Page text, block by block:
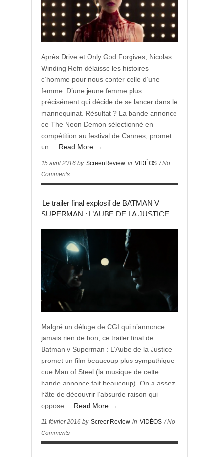
Après Drive et Only God Forgives, Nicolas
Winding Refn délaisse les histoires
d’homme pour nous conter celle d’une
femme. D’une jeune femme plus
précisément qui décide de se lancer dans le
mannequinat. Résultat ? La bande annonce
de The Neon Demon sélectionné en
compétition au festival de Cannes, promet
un…
Read More →
15 avril 2016 by ScreenReview in VIDÉOS / No
Comments
Le trailer final explosif de BATMAN V
SUPERMAN : L’AUBE DE LA JUSTICE
Malgré un déluge de CGI qui n’annonce
jamais rien de bon, ce trailer final de
Batman v Superman : L’Aube de la Justice
promet un film beaucoup plus sympathique
que Man of Steel (la musique de cette
bande annonce fait beaucoup). On a assez
hâte de découvrir l’absurde raison qui
oppose…
Read More →
11 février 2016 by ScreenReview in VIDÉOS / No
Comments